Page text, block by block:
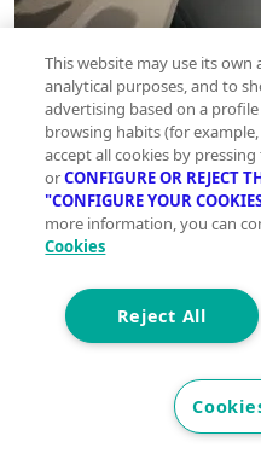
This website may use its
analytical purposes, and to
advertising based on a
browsing habits (for example,
accept all cookies by
orCONFIGURE OR REJECT
"CONFIGURE YOUR
more information, you can
Cookies
Reject All